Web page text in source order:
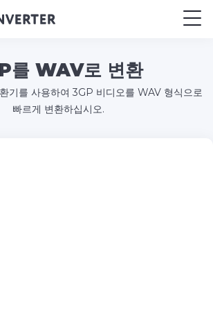
를 WAV로 변환
기를 사용하여 3GP 비디오를 WAV 형식으로
빠르게 변환하십시오.